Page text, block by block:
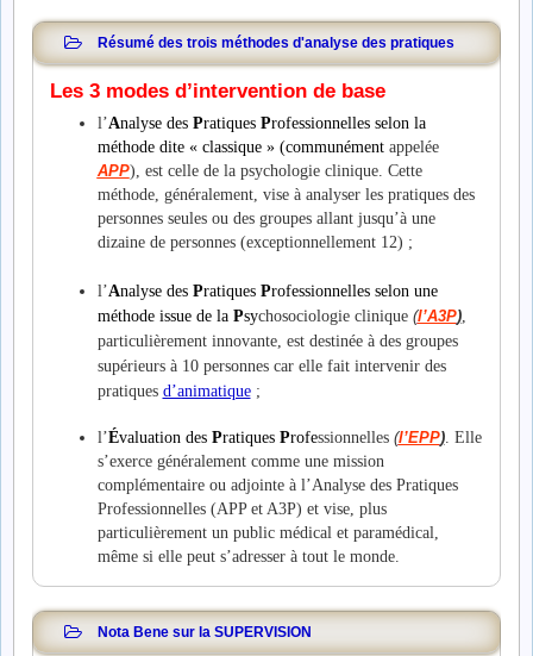
Résumé des trois méthodes d'analyse des pratiques
Les 3 modes d’intervention de base
l’Analyse des Pratiques Professionnelles selon la
méthode dite « classique » (communémentappelée
APP), est celle de la psychologie clinique. Cette
méthode, généralement, vise à analyser les pratiques des
personnes seules ou des groupes allant jusqu’à une
dizaine de personnes (exceptionnellement 12) ;
l’Analyse des Pratiques Professionnelles selon une
méthode issuede la Psychosociologie clinique (l’A3P),
particulièrement innovante, est destinée à des groupes
supérieurs à 10 personnes car elle fait intervenir des
pratiques d’animatique;
l’Évaluation des Pratiques Professionnelles (l’EPP). Elle
s’exerce généralement comme une mission
complémentaire ou adjointe à l’Analyse des Pratiques
Professionnelles (APP et A3P) et vise, plus
particulièrement un public médical et paramédical,
même si elle peut s’adresser à tout le monde.
Nota Bene sur la SUPERVISION